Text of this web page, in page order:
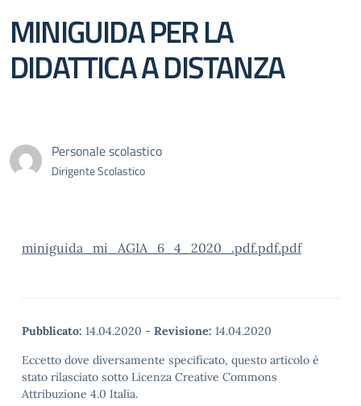
MINIGUIDA PER LA
DIDATTICA A DISTANZA
Personale scolastico
Dirigente Scolastico
miniguida_mi_AGIA_6_4_2020_.pdf.pdf.pdf
Pubblicato: 14.04.2020 - Revisione: 14.04.2020
Eccetto dove diversamente specificato, questo articolo è
stato rilasciato sotto Licenza Creative Commons
Attribuzione 4.0 Italia.